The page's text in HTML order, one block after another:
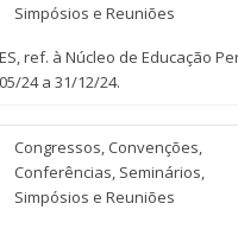
Simpósios e Reuniões
ref. à Núcleo de Educação
24 a 31/12/24.
Congressos, Convenções,
Conferências, Seminários,
Simpósios e Reuniões